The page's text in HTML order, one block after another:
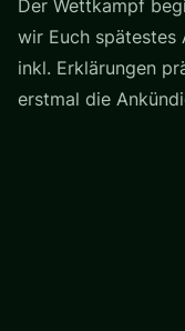
Der Wettkampf
wir Euch spätestes
inkl. Erklärungen
erstmal die